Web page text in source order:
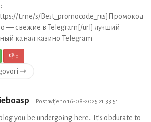
t.me/s/Best_promocode_rus]Промокоды
— свежие в Telegram[/url] лучший
канал казино Telegram
👎0
⇾
Postavljeno 16-08-2025 21:33:51
you be undergoing here.. It’s obdurate to